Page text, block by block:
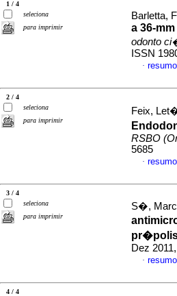
1 / 4
seleciona
para imprimir
Barletta,
a 36-
odonto
ISSN
·
2 / 4
seleciona
para imprimir
Feix,
RSBO
5685
·
3 / 4
seleciona
para imprimir
S�,
pr�polis
Dez
·
4 / 4